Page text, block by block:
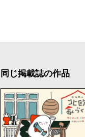
同じ掲載誌の作品